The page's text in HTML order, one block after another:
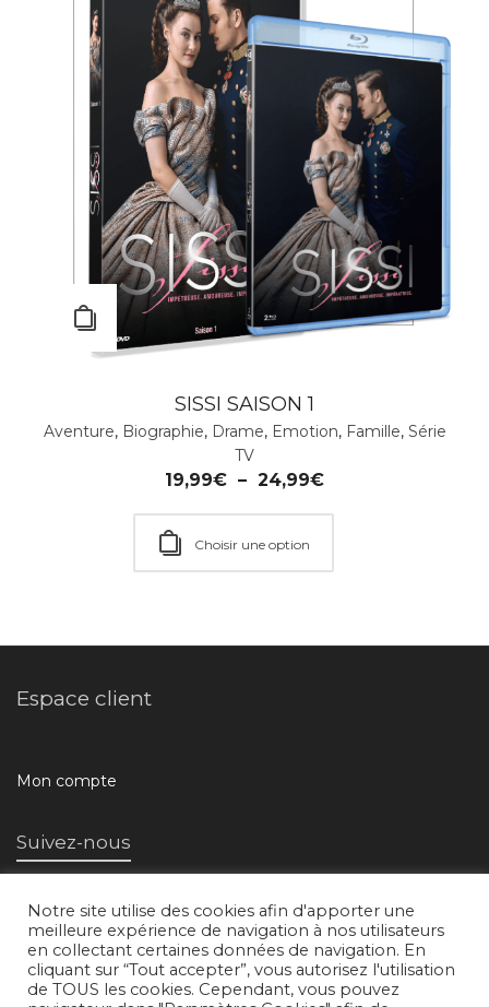
SISSI SAISON 1
Aventure, Biographie, Drame, Emotion, Famille, Série
TV
19,99€ – 24,99€
Choisir une option
Espace client
Mon compte
Suivez-nous
Notre site utilise des cookies afin d'apporter une
meilleure expérience de navigation à nos utilisateurs
en collectant certaines données de navigation. En
cliquant sur “Tout accepter”, vous autorisez l'utilisation
de TOUS les cookies. Cependant, vous pouvez